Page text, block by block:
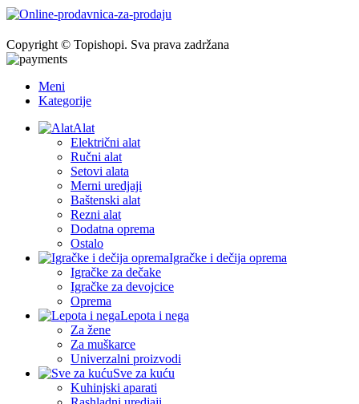
Copyright © Topishopi. Sva prava zadržana
Meni
Kategorije
Alat
Električni alat
Ručni alat
Setovi alata
Merni uredjaji
Baštenski alat
Rezni alat
Dodatna oprema
Ostalo
Igračke i dečija oprema
Igračke za dečake
Igračke za devojcice
Oprema
Lepota i nega
Za žene
Za muškarce
Univerzalni proizvodi
Sve za kuću
Kuhinjski aparati